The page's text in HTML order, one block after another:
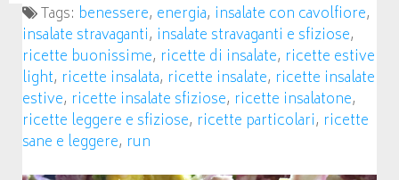
Tags: benessere, energia, insalate con cavolfiore,
insalate stravaganti, insalate stravaganti e sfiziose,
ricette buonissime, ricette di insalate, ricette estive
light, ricette insalata, ricette insalate, ricette insalate
estive, ricette insalate sfiziose, ricette insalatone,
ricette leggere e sfiziose, ricette particolari, ricette
sane e leggere, run